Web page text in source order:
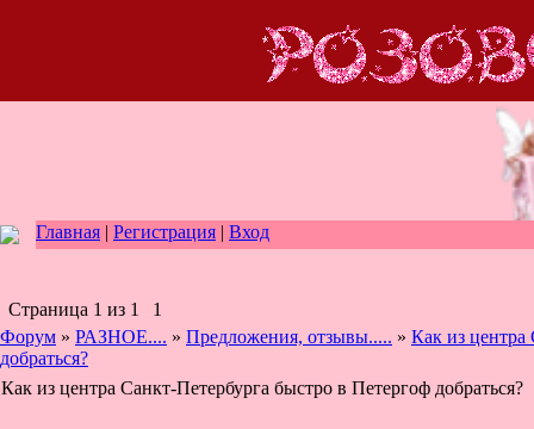
Главная | Регистрация | Вход
Страница 1 из 1
1
Форум » РАЗНОЕ.... » Предложения, отзывы..... » Как из центра
добраться?
Как из центра Санкт-Петербурга быстро в Петергоф добраться?